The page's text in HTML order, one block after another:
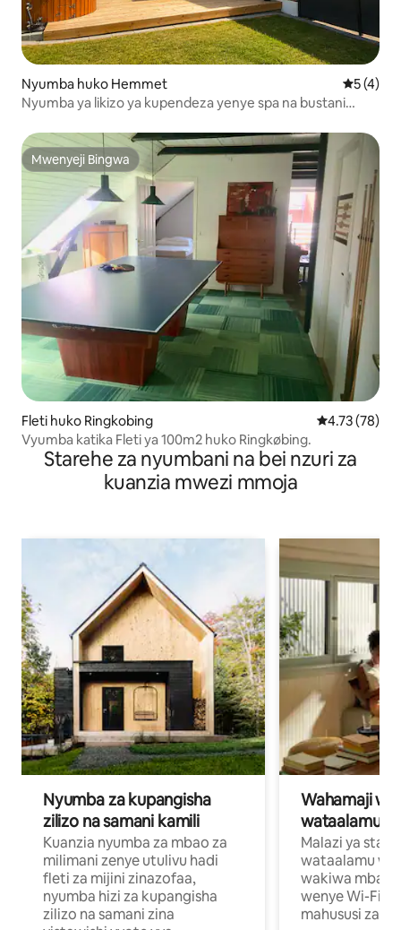
Nyumba huko Hemmet
5 (4)
Nyumba ya likizo ya kupendeza yenye spa na bustani
Mwenyeji Bingwa
Mwenyeji Bingwa
Fleti huko Ringkobing Ukadiriaji wa
4.73 (78)
Vyumba katika Fleti ya 100m2 huko Ringkøbing.
Starehe za nyumbani na bei nzuri za
kuanzia mwezi mmoja
Nyumba za kupangisha
zilizo na samani kamili
Kuanzia nyumba za mbao za
milimani zenye utulivu hadi
fleti za mijini zinazofaa,
nyumba hizi za kupangisha
zilizo na samani zina
Wahamaji
wataalamu
Malazi ya
wataalamu
wakiwa mbali
wenye Wi-Fi
mahususi za